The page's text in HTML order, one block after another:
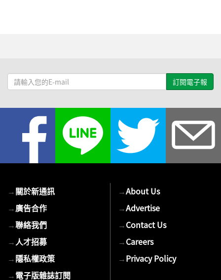
請
輸
→關於新通訊
→廣告合作
→聯絡我們
→人才招募
→隱私權政策
→電子版雜誌訂閱
→About Us
→Advertise
→Contact Us
→Careers
→Privacy Policy